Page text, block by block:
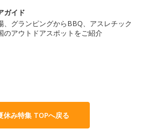
ガイド
、グランピングからBBQ、アスレチック
のアウトドアスポットをご紹介
休み特集 TOPへ戻る